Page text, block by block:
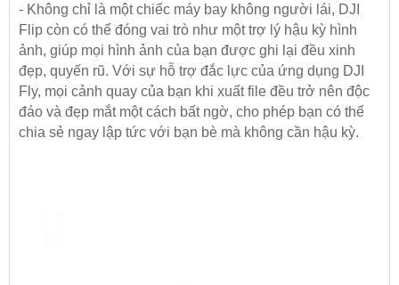
- Không chỉ là một chiếc máy bay không người lái, DJI
Flip còn có thể đóng vai trò như một trợ lý hậu kỳ hình
ảnh, giúp mọi hình ảnh của bạn được ghi lại đều xinh
đẹp, quyến rũ. Với sự hỗ trợ đắc lực của ứng dụng DJI
Fly, mọi cảnh quay của bạn khi xuất file đều trở nên độc
đáo và đẹp mắt một cách bất ngờ, cho phép bạn có thể
chia sẻ ngay lập tức với bạn bè mà không cần hậu kỳ.